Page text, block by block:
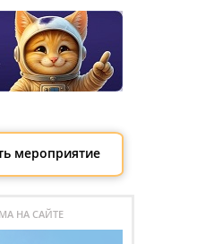
мероприятие
НА САЙТЕ